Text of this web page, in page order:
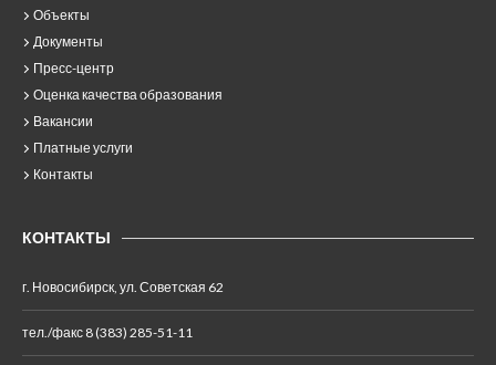
Объекты
Документы
Пресс-центр
Оценка качества образования
Вакансии
Платные услуги
Контакты
КОНТАКТЫ
г. Новосибирск, ул. Советская 62
тел./факс 8 (383) 285-51-11